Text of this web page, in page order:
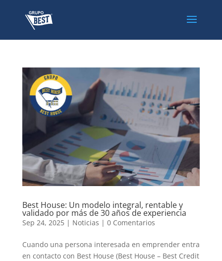
Best House: Un modelo integral, rentable y
validado por más de 30 años de experiencia
Sep 24, 2025| Noticias | 0 Comentarios
Cuando una persona interesada en emprender entra
en contacto con Best House (Best House – Best Credit